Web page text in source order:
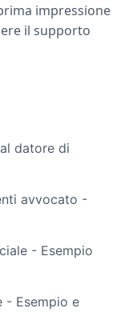
impressione
il supporto
datore di
avvocato​ -
- Esempio
- Esempio e